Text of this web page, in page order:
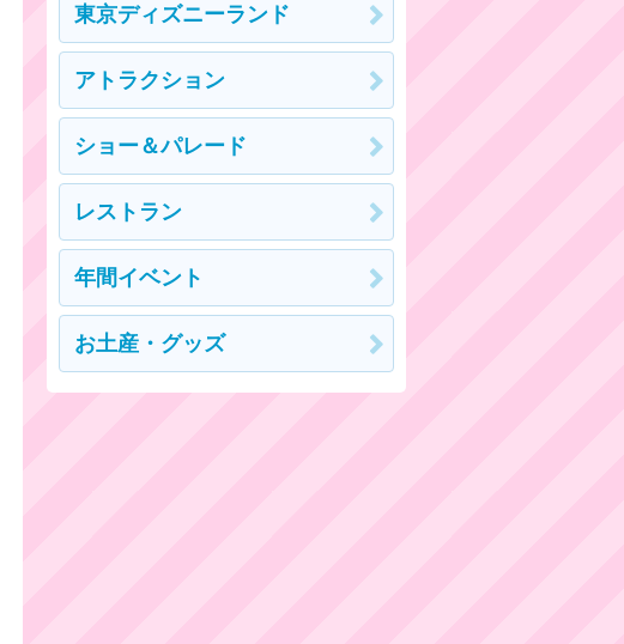
東京ディズニーランド
アトラクション
ショー＆パレード
レストラン
年間イベント
お土産・グッズ